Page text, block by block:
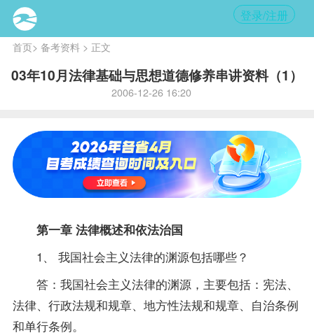
登录/注册
首页> 备考资料> 正文
03年10月法律基础与思想道德修养串讲资料（1）
2006-12-26 16:20
第一章 法律概述和依法治国
1、 我国社会主义法律的渊源包括哪些？
答：我国社会主义法律的渊源，主要包括：宪法、
法律、行政法规和规章、地方性法规和规章、自治条例
和单行条例。